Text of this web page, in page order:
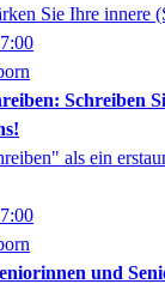
Sie Ihre innere
Schreiben
als ein
und